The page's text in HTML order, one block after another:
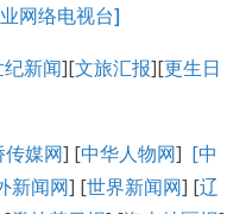
网络电视台]
纪新闻][文旅汇报][更生日
传媒网] [中华人物网] [中
新闻网] [世界新闻网] [辽